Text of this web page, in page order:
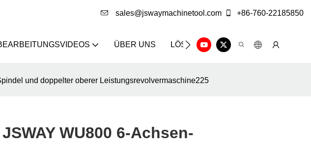
sales@jswaymachinetool.com +86-760-22185850
ÜBER UNS LÖSUNG INFOCENTER
und doppelter oberer Leistungsrevolvermaschine225
JSWAY WU800 6-Achsen-